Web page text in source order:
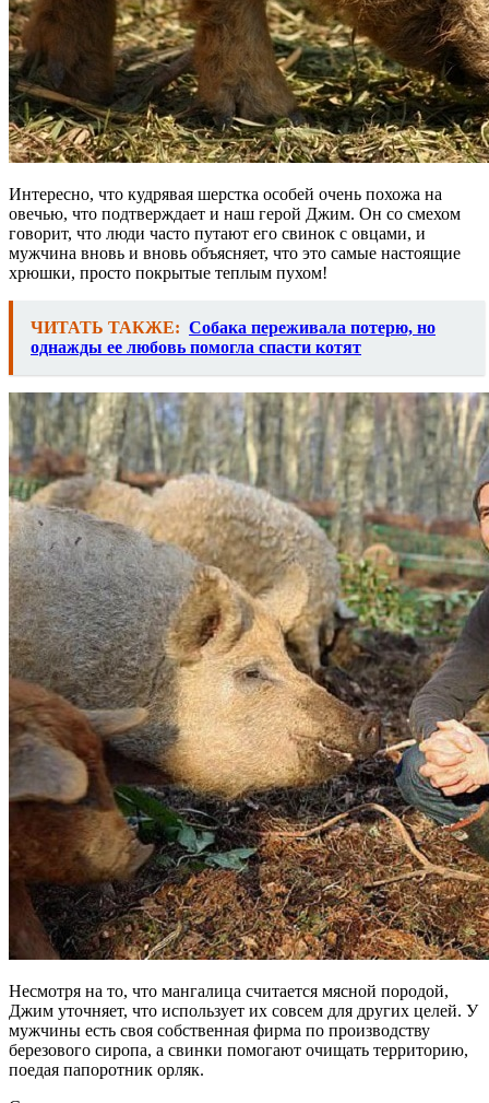
Интересно, что кудрявая шерстка особей очень похожа на
овечью, что подтверждает и наш герой Джим. Он со смехом
говорит, что люди часто путают его свинок с овцами, и
мужчина вновь и вновь объясняет, что это самые настоящие
хрюшки, просто покрытые теплым пухом!
ЧИТАТЬ ТАКЖЕ: Собака переживала потерю, но
однажды ее любовь помогла спасти котят
Несмотря на то, что мангалица считается мясной породой,
Джим уточняет, что использует их совсем для других целей. У
мужчины есть своя собственная фирма по производству
березового сиропа, а свинки помогают очищать территорию,
поедая папоротник орляк.